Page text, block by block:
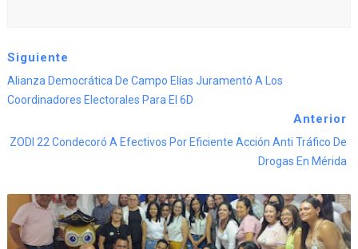
Siguiente
Alianza Democrática De Campo Elías Juramentó A Los
Coordinadores Electorales Para El 6D
Anterior
ZODI 22 Condecoró A Efectivos Por Eficiente Acción Anti Tráfico De
Drogas En Mérida